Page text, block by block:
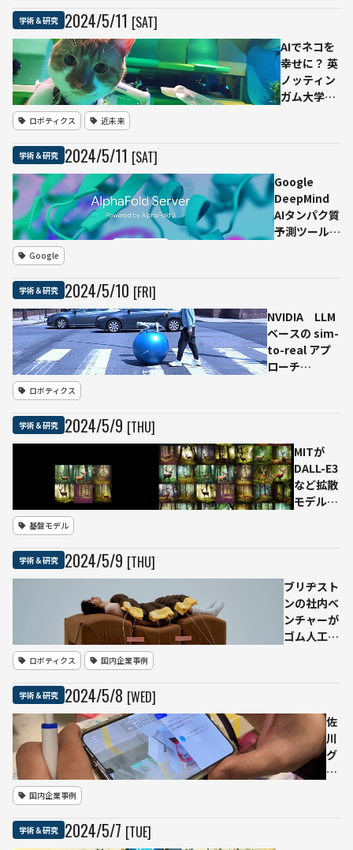
大・富士通
など
学術＆研究 2024/5/11 [SAT]
AIでネコを
幸せに？ 英
ノッティン
ガム大学の
ル）」が複
数の国際賞
を受賞
ロボティクス 近未来
学術＆研究 2024/5/11 [SAT]
Google
DeepMind
AIタンパク質
予測ツール
Google
学術＆研究 2024/5/10 [FRI]
NVIDIA LLM
ベースの sim-
to-real アプ
ローチ
ュレーション
から実世界へ
の移行にかか
る煩雑なプロ
セスを大幅に
ロボティクス
学術＆研究 2024/5/9 [THU]
MITが
DALL-E3
など拡散
モデルの
分布マッ
チング蒸
留
（DMD）
基盤モデル
学術＆研究 2024/5/9 [THU]
ブリヂスト
ンの社内ベ
ンチャーが
ゴム人工筋
の体験コー
ナーを設
置 5/17か
ら
ロボティクス 国内企業事例
学術＆研究 2024/5/8 [WED]
佐
川
グ
ロ
国内企業事例
学術＆研究 2024/5/7 [TUE]